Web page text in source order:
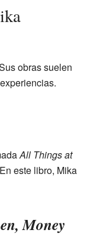
obras suelen
All Things at
este libro, Mika
Money